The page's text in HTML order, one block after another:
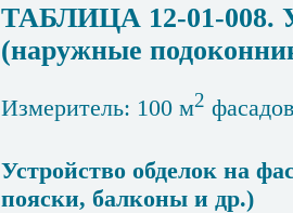
ТАБЛИЦА 12-01-008.
(наружные
Измеритель: 100 м2
Устройство обделок на
пояски, балконы и др.)